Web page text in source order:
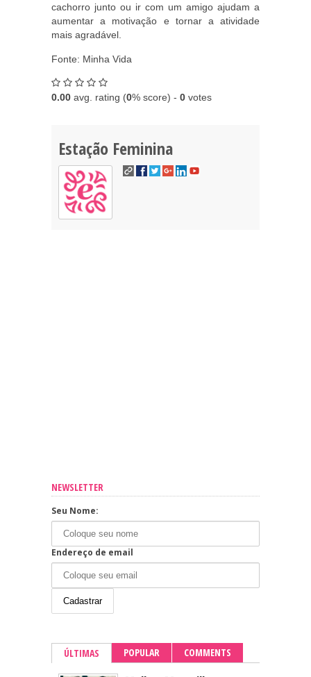
cachorro junto ou ir com um amigo ajudam a
aumentar a motivação e tornar a atividade
mais agradável.
Fonte: Minha Vida
0.00 avg. rating (0% score) - 0 votes
Estação Feminina
NEWSLETTER
Seu Nome:
Endereço de email
ÚLTIMAS POPULAR COMMENTS